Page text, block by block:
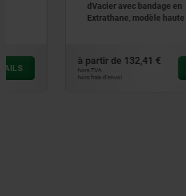
dVacier avec bandage en
Extrathane, modèle haute résistance
à partir de 132,41 €
hors TVA
hors frais d’envoi
DÉTAILS